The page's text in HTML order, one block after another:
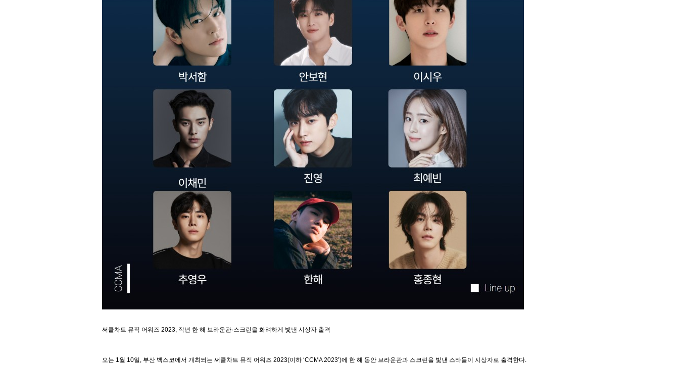
써클차트 뮤직 어워즈 2023, 작년 한 해 브라운관·스크린을 화려하게 빛낸 시상자 출격
오는 1월 10일, 부산 벡스코에서 개최되는 써클차트 뮤직 어워즈 2023(이하 ‘CCMA 2023’)에 한 해 동안 브라운관과 스크린을 빛낸 스타들이 시상자로 출격한다.